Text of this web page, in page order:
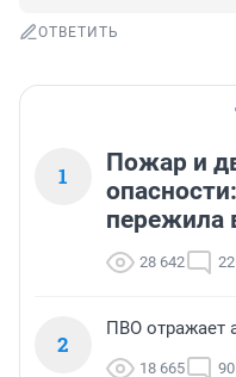
ОТВЕТИТЬ
1
Пожар и
пережила
28 642 22
2
ПВО отражает
18 665 90